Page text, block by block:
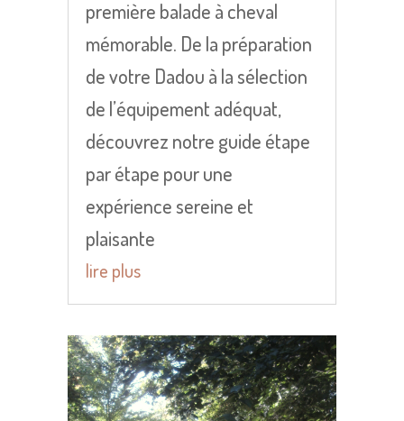
première balade à cheval
mémorable. De la préparation
de votre Dadou à la sélection
de l’équipement adéquat,
découvrez notre guide étape
par étape pour une
expérience sereine et
plaisante
lire plus